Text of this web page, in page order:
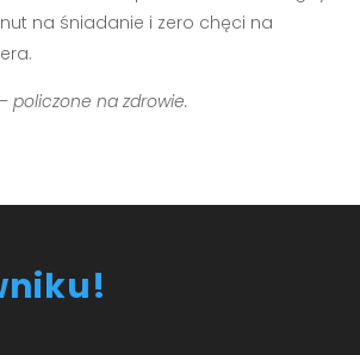
na śniadanie i zero chęci na
policzone na zdrowie.